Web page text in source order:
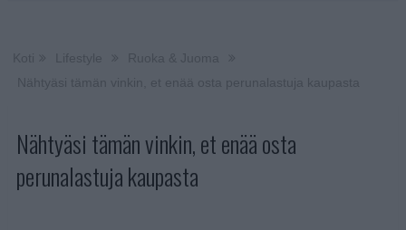
Nähtyäsi tämän vinkin, et enää osta
perunalastuja kaupasta